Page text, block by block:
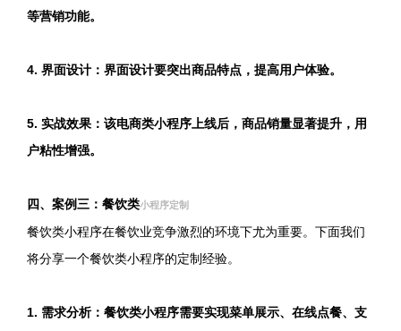
等营销功能。
4. 界面设计：界面设计要突出商品特点，提高用户体验。
5. 实战效果：该电商类小程序上线后，商品销量显著提升，用
户粘性增强。
四、案例三：餐饮类小程序定制
餐饮类小程序在餐饮业竞争激烈的环境下尤为重要。下面我们
将分享一个餐饮类小程序的定制经验。
1. 需求分析：餐饮类小程序需要实现菜单展示、在线点餐、支